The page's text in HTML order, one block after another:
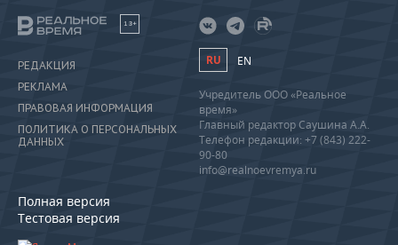
18+
РЕДАКЦИЯ
РЕКЛАМА
ПРАВОВАЯ ИНФОРМАЦИЯ
ПОЛИТИКА О ПЕРСОНАЛЬНЫХ
ДАННЫХ
Полная версия
Тестовая версия
RU EN
Учредитель ООО «Реальное
время»
Главный редактор Саушина А.А.
Телефон редакции: +7 (843) 222-
90-80
info@realnoevremya.ru